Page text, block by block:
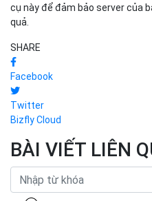
cụ này để đảm bảo server của
quả.
SHARE
Facebook
Twitter
Bizfly Cloud
BÀI VIẾT LIÊN